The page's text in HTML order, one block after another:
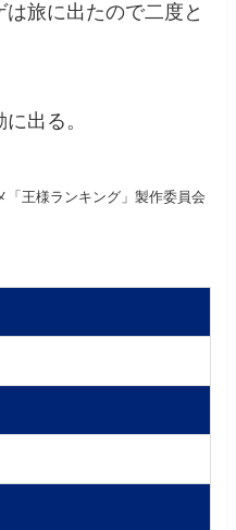
旅に出たので二度と
出る。
王様ランキング」製作委員会